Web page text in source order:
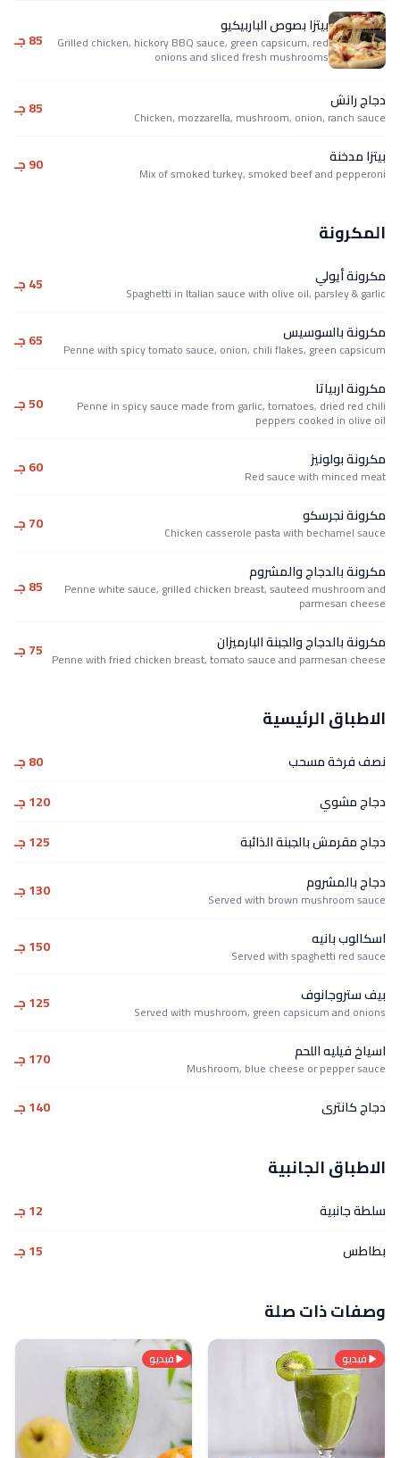
بيتزا بصوص الباربيكيو
Grilled chicken, hickory BBQ sauce, green capsicum, red
onions and sliced fresh mushrooms
85 جـ
دجاج رانش
Chicken, mozzarella, mushroom, onion, ranch sauce 85 جـ
بيتزا مدخنة
Mix of smoked turkey, smoked beef and pepperoni 90 جـ
المكرونة
مكرونة أيولي
Spaghetti in Italian sauce with olive oil, parsley & garlic 45 جـ
مكرونة بالسوسيس
Penne with spicy tomato sauce, onion, chili flakes, green capsicum 65 جـ
مكرونة اربياتا
Penne in spicy sauce made from garlic, tomatoes, dried red chili
peppers cooked in olive oil
50 جـ
مكرونة بولونيز
Red sauce with minced meat 60 جـ
مكرونة نجرسكو
Chicken casserole pasta with bechamel sauce 70 جـ
مكرونة بالدجاج والمشروم
Penne white sauce, grilled chicken breast, sauteed mushroom and
parmesan cheese
85 جـ
مكرونة بالدجاج والجبنة البارميزان
Penne with fried chicken breast, tomato sauce and parmesan cheese 75 جـ
الاطباق الرئيسية
نصف فرخة مسحب
80 جـ
دجاج مشوي
120 جـ
دجاج مقرمش بالجبنة الذائبة
125 جـ
دجاج بالمشروم
Served with brown mushroom sauce 130 جـ
اسكالوب بانيه
Served with spaghetti red sauce 150 جـ
بيف ستروجانوف
Served with mushroom, green capsicum and onions 125 جـ
اسياخ فيليه اللحم
Mushroom, blue cheese or pepper sauce 170 جـ
دجاج كانترى 140 جـ
الاطباق الجانبية
سلطة جانبية
12 جـ
بطاطس
15 جـ
وصفات ذات صلة
فيديو فيديو